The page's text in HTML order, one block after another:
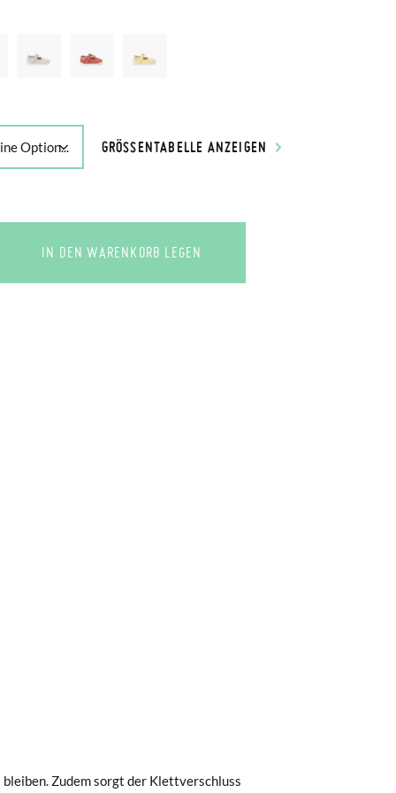
GRÖSSENTABELLE ANZEIGEN
IN DEN WARENKORB LEGEN
Zudem sorgt der Klettverschluss
kostet der Standardversand 4,95 €; die